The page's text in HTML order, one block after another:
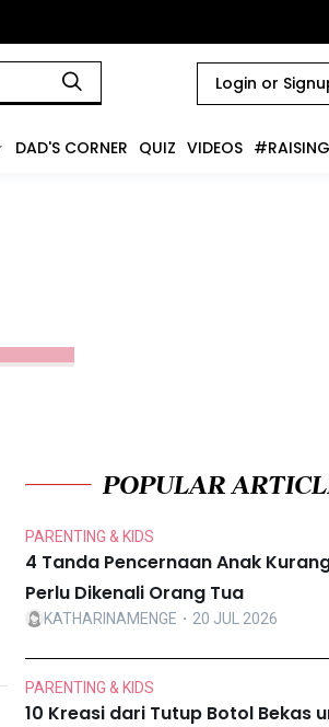
Login or
DAD'S CORNER QUIZ VIDEOS
POPULAR
PARENTING & KIDS
4 Tanda Pencernaan Anak
Perlu Dikenali Orang Tua
KATHARINAMENGE ・20 JUL 2026
PARENTING & KIDS
10 Kreasi dari Tutup Botol Bekas